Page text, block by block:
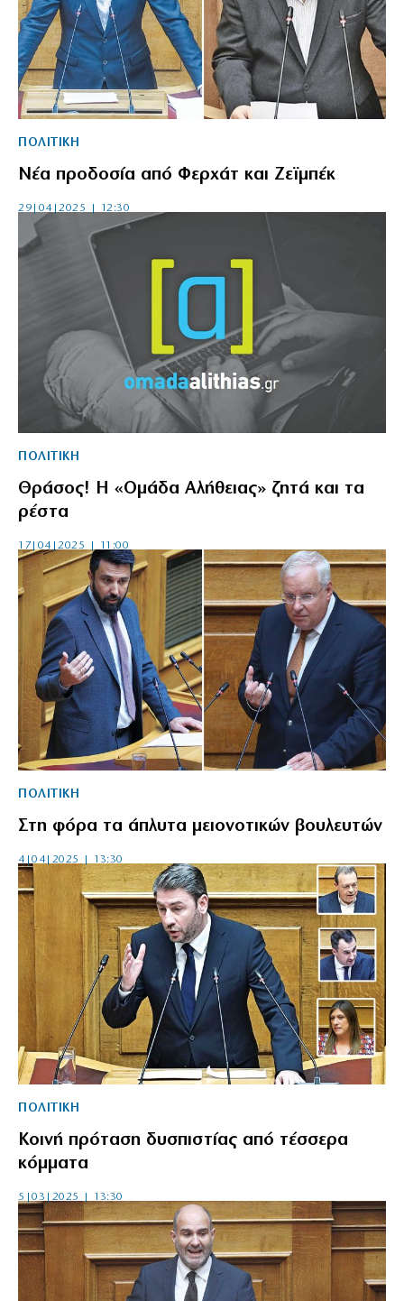
ΠΟΛΙΤΙΚΗ
Νέα προδοσία από Φερχάτ και Ζεϊμπέκ
29|04|2025 | 12:30
ΠΟΛΙΤΙΚΗ
Θράσος! Η «Ομάδα Αλήθειας» ζητά και τα
ρέστα
17|04|2025 | 11:00
ΠΟΛΙΤΙΚΗ
Στη φόρα τα άπλυτα μειονοτικών βουλευτών
4|04|2025 | 13:30
ΠΟΛΙΤΙΚΗ
Κοινή πρόταση δυσπιστίας από τέσσερα
κόμματα
5|03|2025 | 13:30